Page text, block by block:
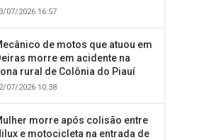
07/2026 16:57
de motos que atuou em
morre em acidente na
rural de Colônia do Piauí
07/2026 10:38
morre após colisão entre
e motocicleta na entrada de